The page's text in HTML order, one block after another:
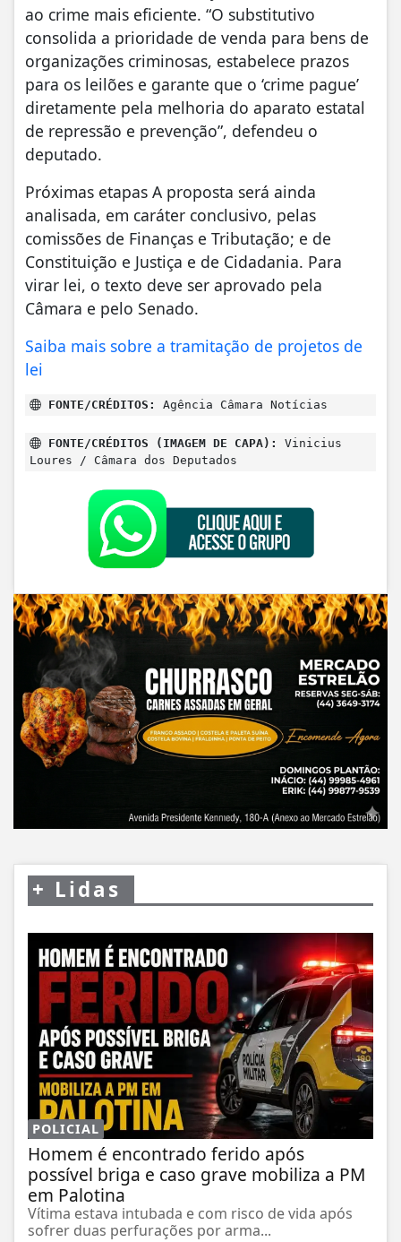
ao crime mais eficiente. “O substitutivo
consolida a prioridade de venda para bens de
organizações criminosas, estabelece prazos
para os leilões e garante que o ‘crime pague’
diretamente pela melhoria do aparato estatal
de repressão e prevenção”, defendeu o
deputado.
Próximas etapas A proposta será ainda
analisada, em caráter conclusivo, pelas
comissões de Finanças e Tributação; e de
Constituição e Justiça e de Cidadania. Para
virar lei, o texto deve ser aprovado pela
Câmara e pelo Senado.
Saiba mais sobre a tramitação de projetos de
lei
FONTE/CRÉDITOS: Agência Câmara Notícias
FONTE/CRÉDITOS (IMAGEM DE CAPA):
Vinicius
Loures / Câmara dos Deputados
+ Lidas
POLICIAL
Homem é encontrado ferido após
possível briga e caso grave mobiliza a PM
em Palotina
Vítima estava intubada e com risco de vida após
sofrer duas perfurações por arma...